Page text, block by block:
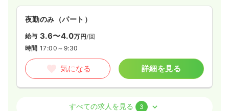
夜勤のみ（パート）
給与 3.6〜4.0万円/回
時間 17:00～9:30
気になる 詳細を見る
正・准看護師すべての求人を見る 3